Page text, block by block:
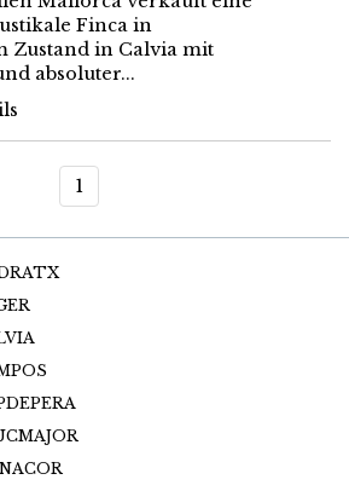
Finca in
Zustand in Calvia mit
absoluter...
1